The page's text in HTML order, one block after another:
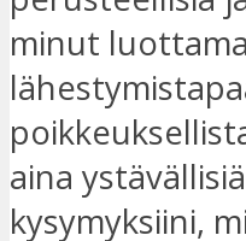
minut
aina
kysymyksiini,